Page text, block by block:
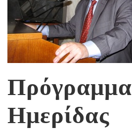
Πρόγραμμα
Ημερίδας